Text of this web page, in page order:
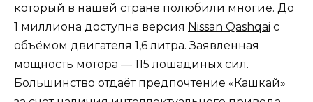
который в нашей стране полюбили многие. До
1 миллиона доступна версия Nissan Qashqai с
объёмом двигателя 1,6 литра. Заявленная
мощность мотора — 115 лошадиных сил.
Большинство отдаёт предпочтение «Кашкай»